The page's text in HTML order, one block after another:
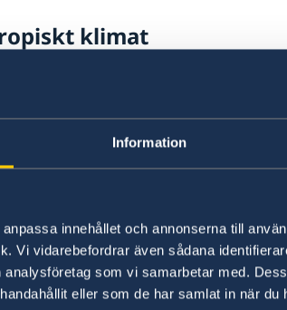
Information
innehållet och annonserna till
Vi vidarebefordrar även sådana
som vi samarbetar med.
eller som de har samlat in när du
klimat
har ett tropiskt klimat
(november- april) med
oktober) med fuktigt luft från
regnperioden kan kraftiga
och jordskred. Dålig
stora trafikstockningar och
flygplatsen.